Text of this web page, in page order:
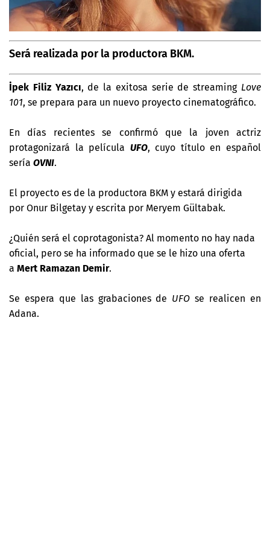
Será realizada por la productora BKM.
İpek Filiz Yazıcı, de la exitosa serie de streaming Love
101, se prepara para un nuevo proyecto cinematográfico.
En días recientes se confirmó que la joven actriz
protagonizará la película UFO, cuyo título en español
sería OVNI.
El proyecto es de la productora BKM y estará dirigida
por Onur Bilgetay y escrita por Meryem Gültabak.
¿Quién será el coprotagonista? Al momento no hay nada
oficial, pero se ha informado que se le hizo una oferta
a Mert Ramazan Demir.
Se espera que las grabaciones de UFO se realicen en
Adana.